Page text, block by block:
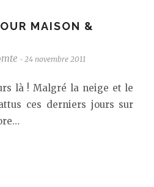
MAISON &
- 24 novembre 2011
là ! Malgré la neige et le
ces derniers jours sur